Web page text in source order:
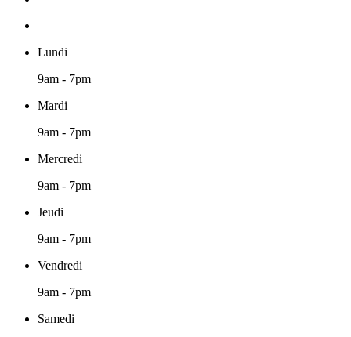
Lundi
9am - 7pm
Mardi
9am - 7pm
Mercredi
9am - 7pm
Jeudi
9am - 7pm
Vendredi
9am - 7pm
Samedi